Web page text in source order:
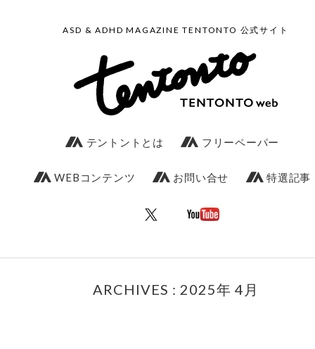
ASD & ADHD MAGAZINE TENTONTO 公式サイト
テントントとは フリーペーパー
WEBコンテンツ お問い合せ 特選記事
ARCHIVES : 2025年 4月